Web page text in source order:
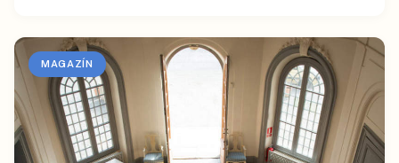
MAGAZÍN